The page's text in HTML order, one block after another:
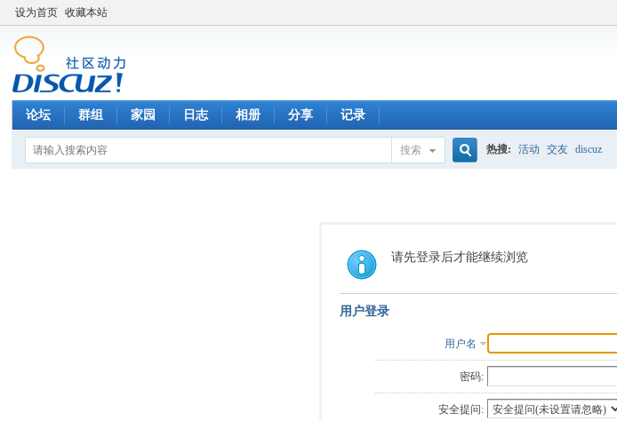
设为首页 收藏本站
论坛 群组 家园 日志 相册 分享 记录
搜索
索
热搜: 活动 交友 discuz
请先登录后才能继续浏览
用户登录
用户名
密码:
安全提问: